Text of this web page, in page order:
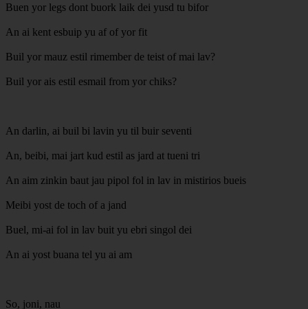
Buen yor legs dont buork laik dei yusd tu bifor
An ai kent esbuip yu af of yor fit
Buil yor mauz estil rimember de teist of mai lav?
Buil yor ais estil esmail from yor chiks?
An darlin, ai buil bi lavin yu til buir seventi
An, beibi, mai jart kud estil as jard at tueni tri
An aim zinkin baut jau pipol fol in lav in mistirios bueis
Meibi yost de toch of a jand
Buel, mi-ai fol in lav buit yu ebri singol dei
An ai yost buana tel yu ai am
So, joni, nau